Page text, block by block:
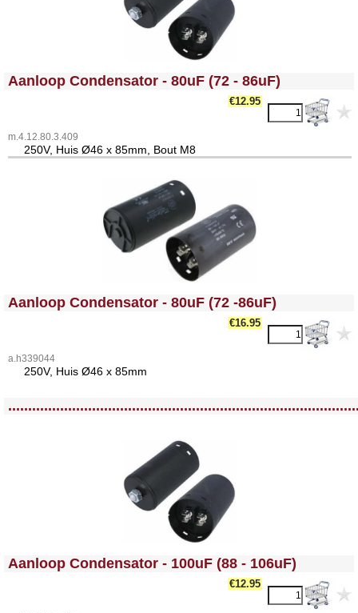
<!-- MakeFullWidth0 --><!-- MakeFullWidth1 --><!-- MakeFullWidth2 --><!-- MakeFullWidth3 --><!-- MakeFullWidth4 --><!-- MakeFullWidth5 --><!-- MakeFullWidth6 --><!-- MakeFullWidth7 --><!-- MakeFullWidth8 --><!-- MakeFullWidth9 --><!-- MakeFullWidth10 --><!-- MakeFullWidth11 --><!-- MakeFullWidth12 --><!-- MakeFullWidth13 --><!-- MakeFullWidth14 --><!-- MakeFullWidth15 --><!-- MakeFullWidth16 --><!-- MakeFullWidth17 --><!-- MakeFullWidth18 --><!-- MakeFullWidth19 -->
Aanloop Condensator - 80uF (72 - 86uF)
€12.95
m.4.12.80.3.409
250V, Huis Ø46 x 85mm, Bout M8
<!-- MakeFullWidth0 --><!-- MakeFullWidth1 --><!-- MakeFullWidth2 --><!-- MakeFullWidth3 --><!-- MakeFullWidth4 --><!-- MakeFullWidth5 --><!-- MakeFullWidth6 --><!-- MakeFullWidth7 --><!-- MakeFullWidth8 --><!-- MakeFullWidth9 --><!-- MakeFullWidth10 --><!-- MakeFullWidth11 --><!-- MakeFullWidth12 --><!-- MakeFullWidth13 --><!-- MakeFullWidth14 --><!-- MakeFullWidth15 --><!-- MakeFullWidth16 --><!-- MakeFullWidth17 --><!-- MakeFullWidth18 --><!-- MakeFullWidth19 -->
Aanloop Condensator - 80uF (72 -86uF)
€16.95
a.h339044
250V, Huis Ø46 x 85mm
<!-- MakeFullWidth0 --><!-- MakeFullWidth1 --><!-- MakeFullWidth2 --><!-- MakeFullWidth3 --><!-- MakeFullWidth4 --><!-- MakeFullWidth5 --><!-- MakeFullWidth6 --><!-- MakeFullWidth7 --><!-- MakeFullWidth8 --><!-- MakeFullWidth9 --><!-- MakeFullWidth10 --><!-- MakeFullWidth11 --><!-- MakeFullWidth12 --><!-- MakeFullWidth13 --><!-- MakeFullWidth14 --><!-- MakeFullWidth15 --><!-- MakeFullWidth16 --><!-- MakeFullWidth17 --><!-- MakeFullWidth18 --><!-- MakeFullWidth19 -->
Aanloop Condensator - 100uF (88 - 106uF)
€12.95